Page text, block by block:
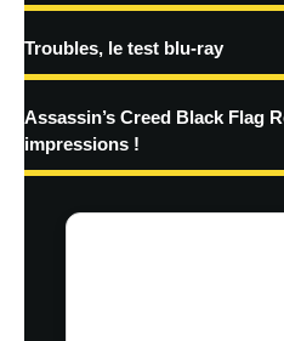
Troubles, le test blu-ray
Assassin’s Creed Black Flag
impressions !